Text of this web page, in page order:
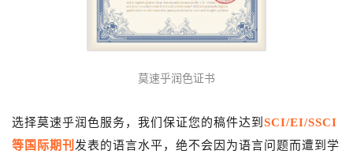
莫速乎润色证书
选择莫速乎润色服务，我们保证您的稿件达到 SCI/EI/SSCI
等国际期刊 发表的语言水平，绝不会因为语言问题而遭到学